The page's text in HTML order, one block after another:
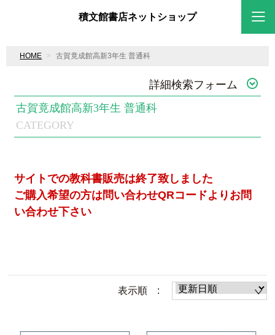
積文館書店ネットショップ
HOME 古賀竟成館高新3年生 普通科
詳細検索フォーム
CATEGORY
古賀竟成館高新3年生 普通科
サイトでの教科書販売は終了致しました
ご購入希望の方は問い合わせQRコードよりお問
い合わせ下さい
表示順 :